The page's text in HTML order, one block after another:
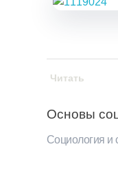
Основы
Социология и
Читать